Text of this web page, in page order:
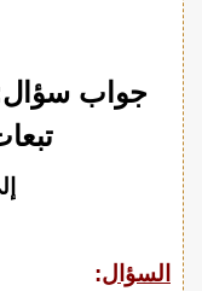
جواب
السؤال: